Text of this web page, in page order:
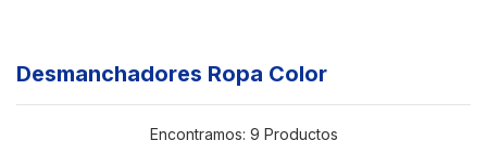
Desmanchadores Ropa Color
Encontramos: 9 Productos